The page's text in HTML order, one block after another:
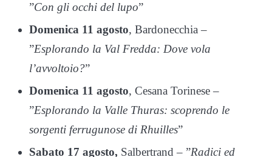
”Con gli occhi del lupo”
Domenica 11 agosto, Bardonecchia –
”Esplorando la Val Fredda: Dove vola
l’avvoltoio?”
Domenica 11 agosto, Cesana Torinese –
”Esplorando la Valle Thuras: scoprendo le
sorgenti ferrugunose di Rhuilles”
Sabato 17 agosto, Salbertrand – ”Radici ed